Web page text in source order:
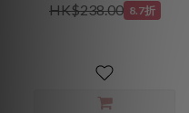
HK$238.00 8.7折